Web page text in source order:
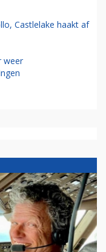
Castlelake haakt af
weer